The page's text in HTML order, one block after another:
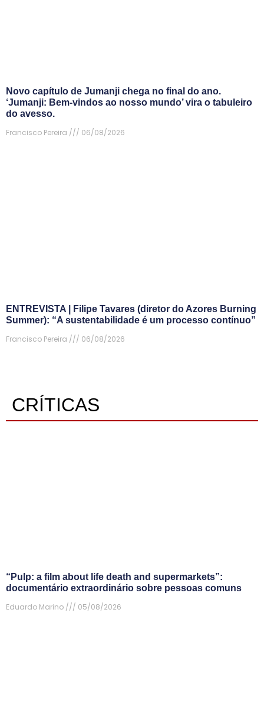
Novo capítulo de Jumanji chega no final do ano.
‘Jumanji: Bem-vindos ao nosso mundo’ vira o tabuleiro
do avesso.
Francisco Pereira
06/08/2026
ENTREVISTA | Filipe Tavares (diretor do Azores Burning
Summer): “A sustentabilidade é um processo contínuo”
Francisco Pereira
06/08/2026
CRÍTICAS
“Pulp: a film about life death and supermarkets”:
documentário extraordinário sobre pessoas comuns
Eduardo Marino
05/08/2026